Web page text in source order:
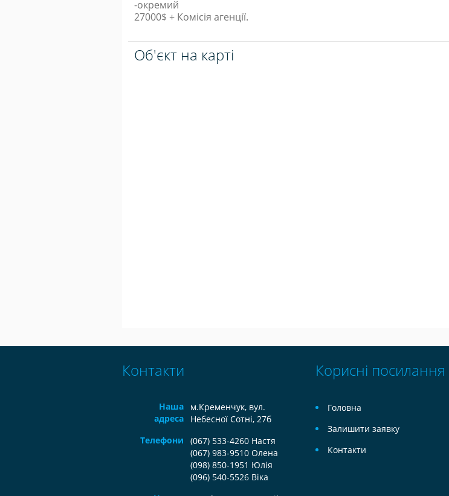
-окремий
27000$ + Комісія агенції.
Об'єкт на карті
Контакти
Наша
адреса
м.Кременчук, вул.
Небесної Сотні, 27б
Телефони
(067) 533-4260 Настя
(067) 983-9510 Олена
(098) 850-1951 Юлія
(096) 540-5526 Віка
Корисні посилання
Головна
Залишити заявку
Контакти